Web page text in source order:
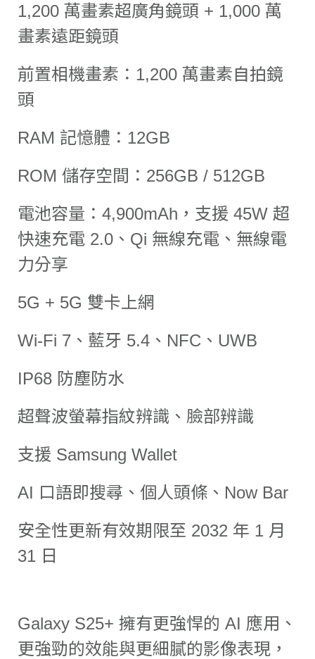
1,200 萬畫素超廣角鏡頭 + 1,000 萬
畫素遠距鏡頭
前置相機畫素：1,200 萬畫素自拍鏡
頭
RAM 記憶體：12GB
ROM 儲存空間：256GB / 512GB
電池容量：4,900mAh，支援 45W 超
快速充電 2.0、Qi 無線充電、無線電
力分享
5G + 5G 雙卡上網
Wi-Fi 7、藍牙 5.4、NFC、UWB
IP68 防塵防水
超聲波螢幕指紋辨識、臉部辨識
支援 Samsung Wallet
AI 口語即搜尋、個人頭條、Now Bar
安全性更新有效期限至 2032 年 1 月
31 日
Galaxy S25+ 擁有更強悍的 AI 應用、
更強勁的效能與更細膩的影像表現，